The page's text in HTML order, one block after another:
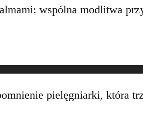
wspólna modlitwa
pielęgniarki, która